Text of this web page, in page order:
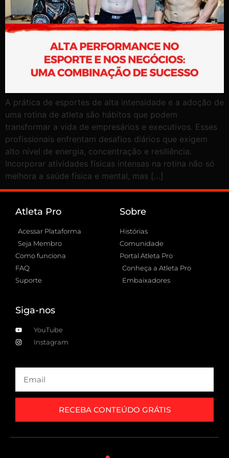
A prática de esportes de alta intensidade e a adoção de
uma rotina de atleta são hábitos que podem
transformar a vida de empresários e executivos. Esses
profissionais enfrentam desafios diários que exigem
alto nível de energia, concentração e resiliência.
Incorporar atividades físicas intensas na rotina não só
melhora a saúde física e mental, mas […]
Atleta Pro
Acessar Plataforma
Seja Membro
Como funciona
FAQ
Suporte
Sobre
Histórias
Comunidade
Portal Atleta Pro
Conheça a Atleta Pro
Embaixadores
Siga-nos
YouTube
Instagram
RECEBA CONTEÚDO GRÁTIS